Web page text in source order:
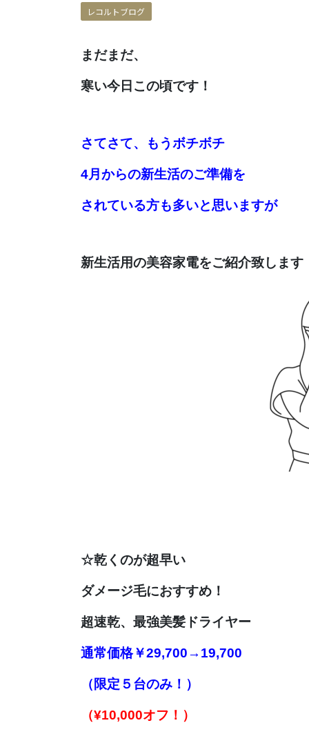
レコルトブログ
まだまだ、
寒い今日この頃です ！
さてさて、 もうボチボチ
4月からの新生活のご準備を
されている方も多いと思いますが
新生活用の美容家電をご紹介致します
☆乾くのが超早い
ダメージ毛におすすめ！
超速乾、 最強美髪ドライヤー
通常価格￥29,700→19,700
（限定５台のみ！）
（¥10,000オフ！）